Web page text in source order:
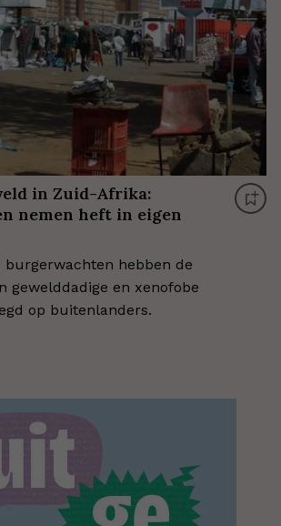
in Zuid-Afrika:
nemen heft in eigen
burgerwachten hebben de
gewelddadige en xenofobe
op buitenlanders.